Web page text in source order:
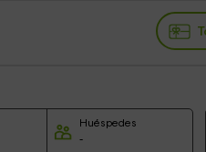
Huéspedes